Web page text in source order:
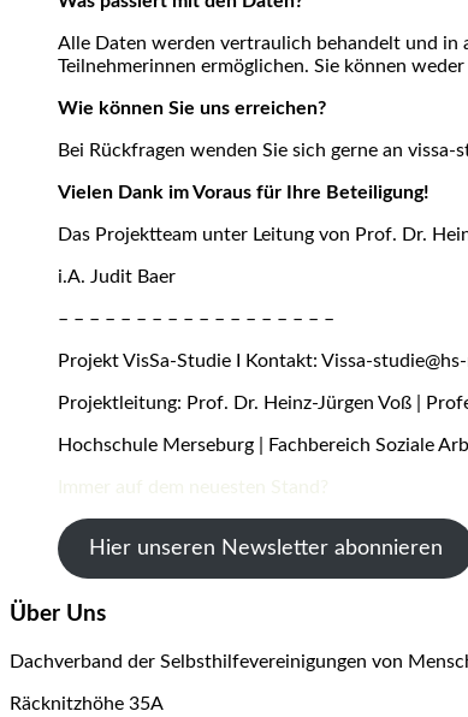
Alle Daten werden vertraulich behandelt und in
Teilnehmerinnen ermöglichen. Sie können
Wie können Sie uns erreichen?
Bei Rückfragen wenden Sie sich gerne an vissa-
Vielen Dank im Voraus für Ihre Beteiligung!
Das Projektteam unter Leitung von Prof. Dr.
i.A. Judit Baer
– – – – – – – – – – – – – – – – – –
Projekt VisSa-Studie I Kontakt: Vissa-
Projektleitung: Prof. Dr. Heinz-Jürgen Voß |
Hochschule Merseburg | Fachbereich Soziale
Hier unseren Newsletter abonnieren
Über Uns
Dachverband der Selbsthilfevereinigungen von
Räcknitzhöhe 35A